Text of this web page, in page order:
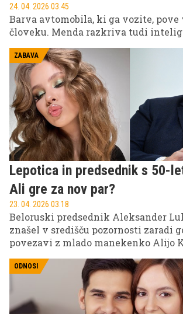
24. 04. 2026 03.45
Barva avtomobila, ki ga vozite, pove
človeku. Menda razkriva tudi
ZABAVA
Lepotica in predsednik s 50-
Ali gre za nov par?
23. 04. 2026 03.18
Beloruski predsednik Aleksander
znašel v središču pozornosti zaradi
povezavi z mlado manekenko Alijo
ODNOSI